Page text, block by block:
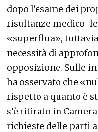
dopo l’esame dei
risultanze medico-
«superflua»,
necessità di
opposizione. Sulle
ha osservato che
rispetto a quanto è
s’è ritirato in
richieste delle parti